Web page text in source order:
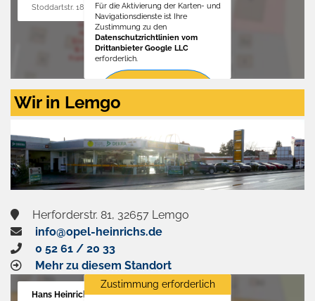
Stoddartstr. 18, 32758 DetmoldFür die Aktivierung der Karten- und
Navigationsdienste ist Ihre
Zustimmung zu den
Datenschutzrichtlinien vom
Drittanbieter Google LLC
erforderlich.
Zustimmen
aktivieren
Wir in Lemgo
Herforderstr. 81, 32657 Lemgo
info@opel-heinrichs.de
0 52 61 / 20 33
Mehr zu diesem Standort
Hans Heinrichs GmbH
Zustimmung erforderlich